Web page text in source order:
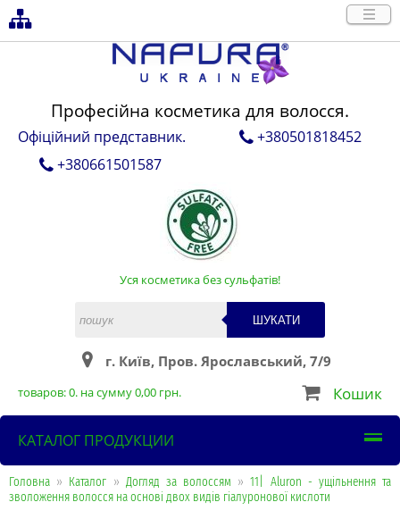
Професійна косметика для волосся.
Офіційний представник.
+380501818452
+380661501587
Уся косметика без сульфатів!
ШУКАТИ
г. Київ, Пров. Ярославський, 7/9
товаров:0. на сумму0,00 грн. Кошик
КАТАЛОГ ПРОДУКЦИИ
Головна » Каталог » Догляд за волоссям »11| Aluron - ущільнення та
зволоження волосся на основі двох видів гіалуронової кислоти